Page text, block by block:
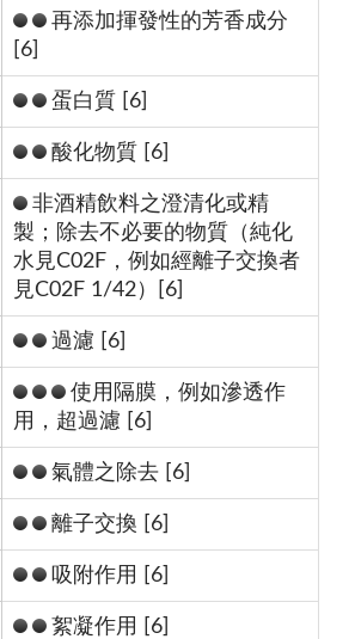
再添加揮發性的芳香成分
[6]
蛋白質 [6]
酸化物質 [6]
非酒精飲料之澄清化或精
製；除去不必要的物質（純化
水見C02F，例如經離子交換者
見C02F 1/42）[6]
過濾 [6]
使用隔膜，例如滲透作
用，超過濾 [6]
氣體之除去 [6]
離子交換 [6]
吸附作用 [6]
絮凝作用 [6]